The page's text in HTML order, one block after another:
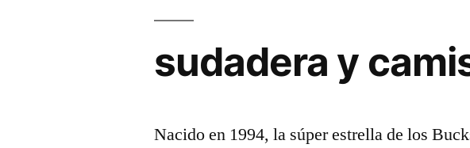
sudadera y
Nacido en 1994, la súper estrella de los